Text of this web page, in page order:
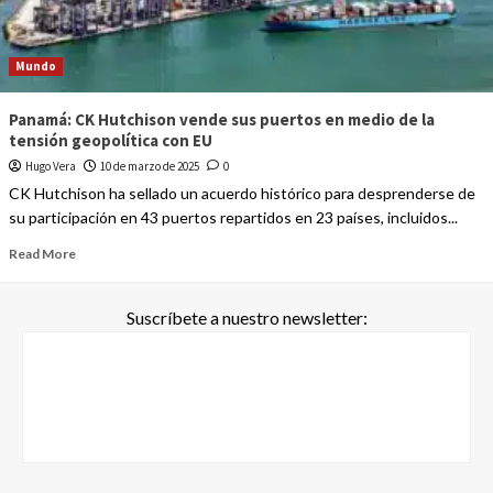
Mundo
Panamá: CK Hutchison vende sus puertos en medio de la
tensión geopolítica con EU
Hugo Vera 10 de marzo de 2025 0
CK Hutchison ha sellado un acuerdo histórico para desprenderse de
su participación en 43 puertos repartidos en 23 países, incluidos...
Read More
Suscríbete a nuestro newsletter: